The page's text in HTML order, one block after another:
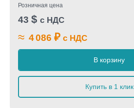
Розничная цена
43 $ с НДС
≈ 4 086 ₽ с НДС
В корзину
Купить в 1 клик